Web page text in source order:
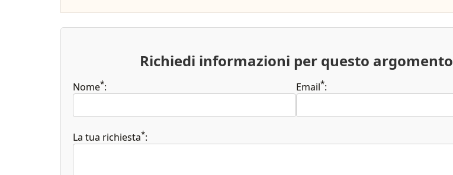
Richiedi informazioni per questo argomento
Nome*: Email*:
La tua richiesta*: